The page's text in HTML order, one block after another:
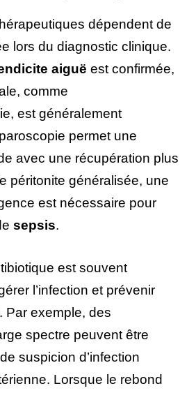
dépendent de
lors du diagnostic clinique.
aiguë est confirmée,
comme
est généralement
permet une
avec une récupération plus
péritonite généralisée, une
est nécessaire pour
sepsis.
est souvent
l’infection et prévenir
Par exemple, des
spectre peuvent être
suspicion d’infection
Lorsque le rebond